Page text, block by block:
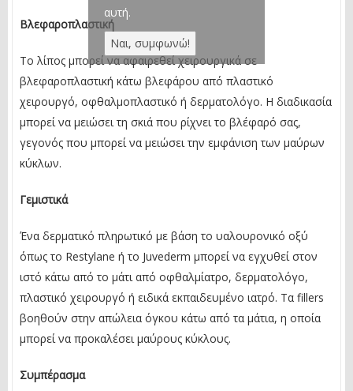
αυτή.
Βλεφαροπλαστική
Το λίπος μπορεί να αφαιρεθεί χειρουργικά σε
βλεφαροπλαστική κάτω βλεφάρου από πλαστικό
χειρουργό, οφθαλμοπλαστικό ή δερματολόγο. Η διαδικασία
μπορεί να μειώσει τη σκιά που ρίχνει το βλέφαρό σας,
γεγονός που μπορεί να μειώσει την εμφάνιση των μαύρων
κύκλων.
Γεμιστικά
Ένα δερματικό πληρωτικό με βάση το υαλουρονικό οξύ
όπως το Restylane ή το Juvederm μπορεί να εγχυθεί στον
ιστό κάτω από το μάτι από οφθαλμίατρο, δερματολόγο,
πλαστικό χειρουργό ή ειδικά εκπαιδευμένο ιατρό. Τα fillers
βοηθούν στην απώλεια όγκου κάτω από τα μάτια, η οποία
μπορεί να προκαλέσει μαύρους κύκλους.
Συμπέρασμα